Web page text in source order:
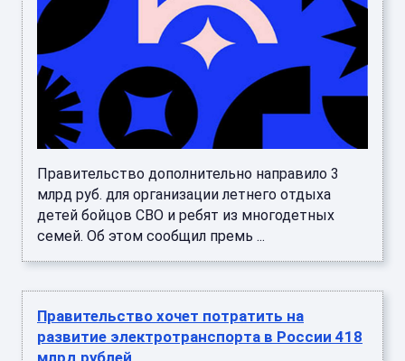
Правительство дополнительно направило 3
млрд руб. для организации летнего отдыха
детей бойцов СВО и ребят из многодетных
семей. Об этом сообщил премь ...
Правительство хочет потратить на
развитие электротранспорта в России 418
млрд рублей